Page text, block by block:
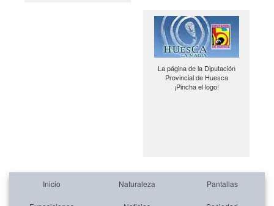
La página de la Diputación
Provincial de Huesca
¡Pincha el logo!
Inicio Naturaleza Pantallas